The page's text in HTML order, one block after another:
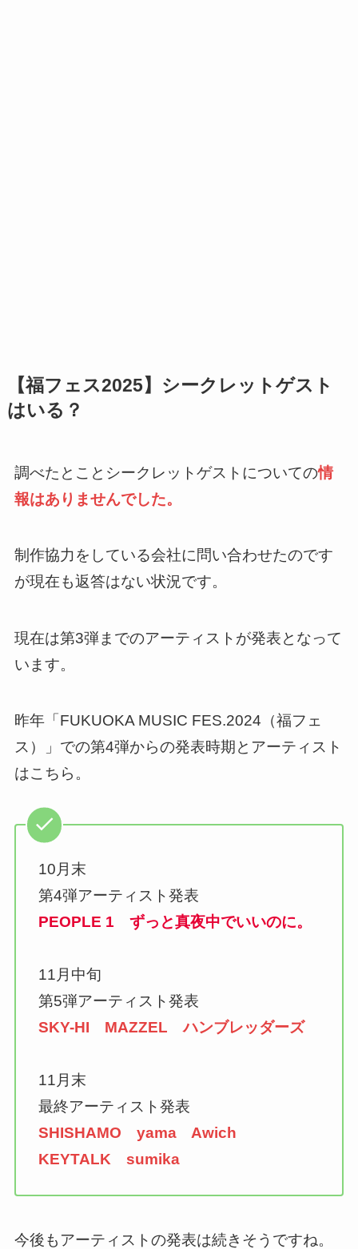
【福フェス2025】シークレットゲスト
はいる？
調べたとことシークレットゲストについての情
報はありませんでした。
制作協力をしている会社に問い合わせたのです
が現在も返答はない状況です。
現在は第3弾までのアーティストが発表となって
います。
昨年「FUKUOKA MUSIC FES.2024（福フェ
ス）」での第4弾からの発表時期とアーティスト
はこちら。
10月末
第4弾アーティスト発表
PEOPLE 1
ずっと真夜中でいいのに。
11月中旬
第5弾アーティスト発表
SKY-HI MAZZEL ハンブレッダーズ
11月末
最終アーティスト発表
SHISHAMO yama Awich
KEYTALK sumika
今後もアーティストの発表は続きそうですね。